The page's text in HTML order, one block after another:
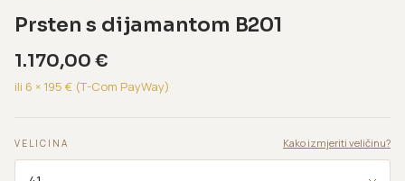
Prsten s dijamantom B201
1.170,00 €
ili 6 × 195 € (T-Com PayWay)
VELICINA Kako izmjeriti veličinu?